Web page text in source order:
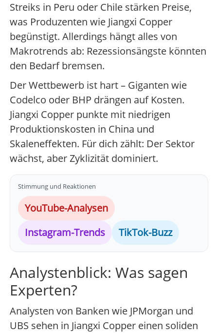
Streiks in Peru oder Chile stärken Preise,
was Produzenten wie Jiangxi Copper
begünstigt. Allerdings hängt alles von
Makrotrends ab: Rezessionsängste könnten
den Bedarf bremsen.
Der Wettbewerb ist hart – Giganten wie
Codelco oder BHP drängen auf Kosten.
Jiangxi Copper punkte mit niedrigen
Produktionskosten in China und
Skaleneffekten. Für dich zählt: Der Sektor
wächst, aber Zyklizität dominiert.
Stimmung und Reaktionen
YouTube-Analysen
Instagram-Trends
TikTok-Buzz
Analystenblick: Was sagen
Experten?
Analysten von Banken wie JPMorgan und
UBS sehen in Jiangxi Copper einen soliden